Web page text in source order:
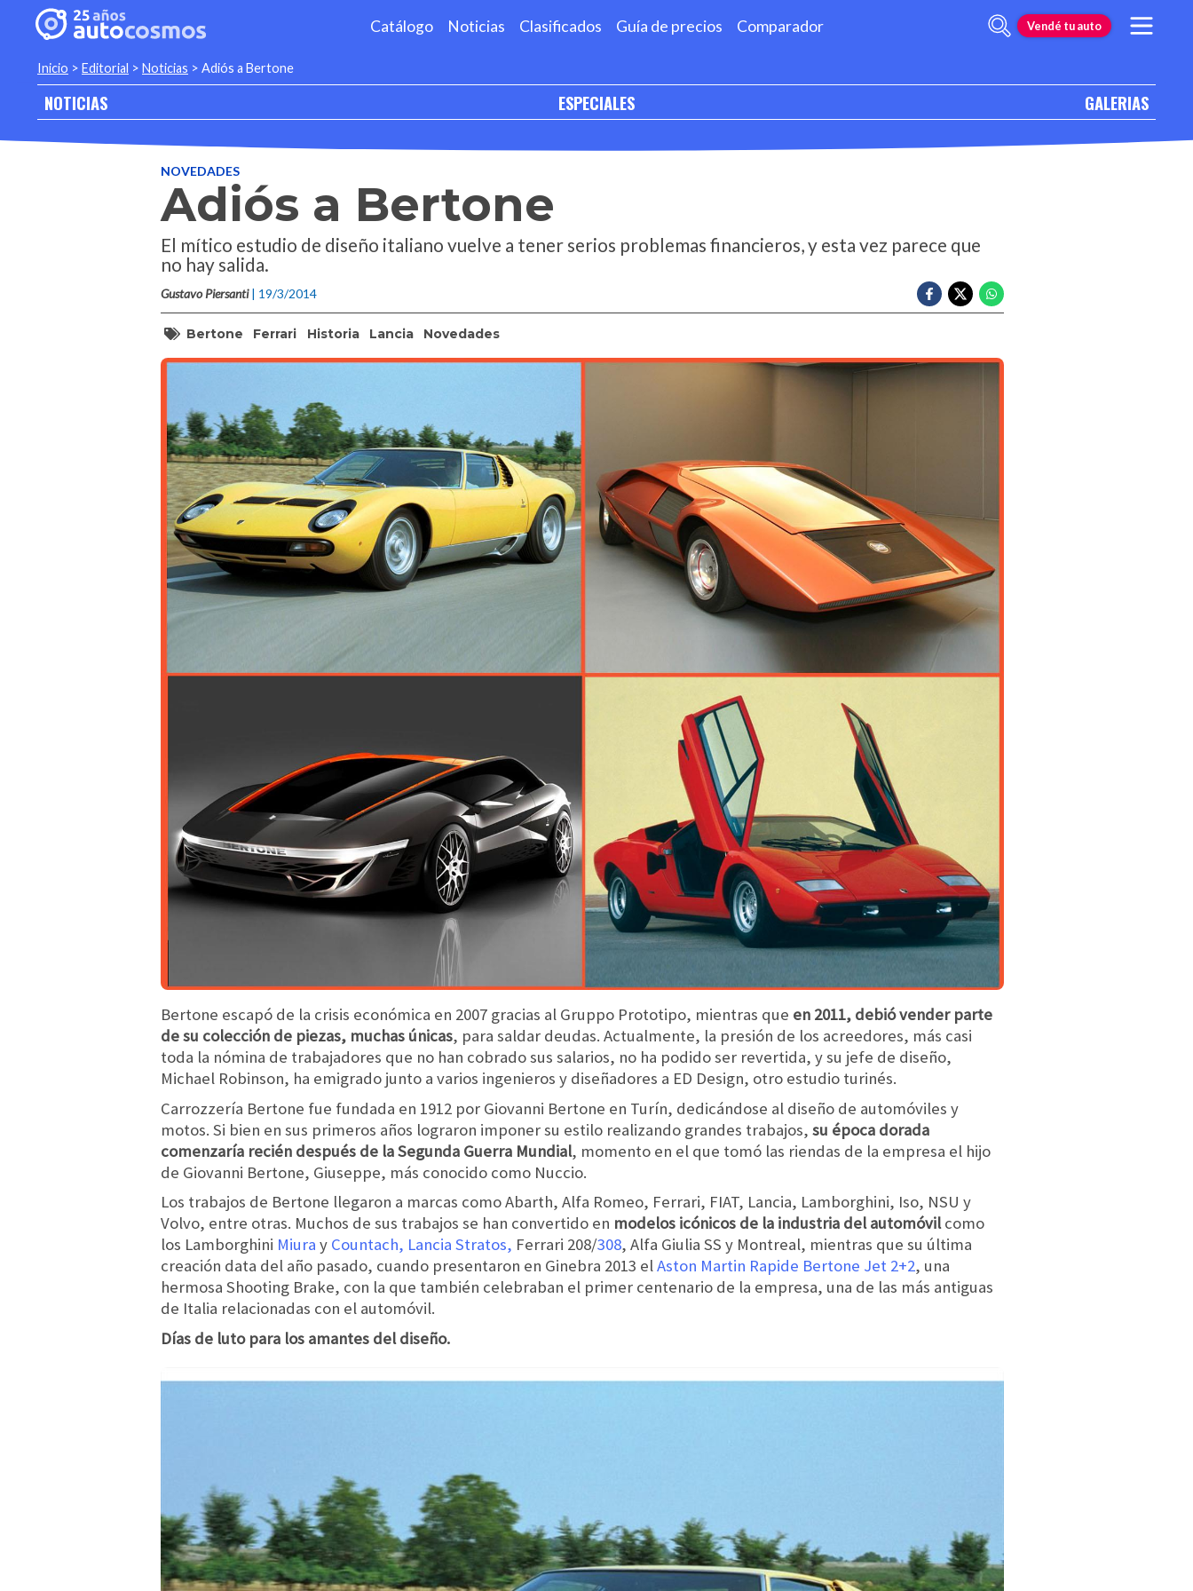
Catálogo Noticias Clasificados Guía de precios Comparador Vendé tu auto
Inicio > Editorial > Noticias > Adiós a Bertone
NOTICIAS ESPECIALES GALERIAS
NOVEDADES
Adiós a Bertone
El mítico estudio de diseño italiano vuelve a tener serios problemas financieros, y esta vez parece que
no hay salida.
Gustavo Piersanti | 19/3/2014
Bertone Ferrari Historia Lancia Novedades
Bertone escapó de la crisis económica en 2007 gracias al Gruppo Prototipo, mientras que en 2011, debió vender parte
de su colección de piezas, muchas únicas, para saldar deudas. Actualmente, la presión de los acreedores, más casi
toda la nómina de trabajadores que no han cobrado sus salarios, no ha podido ser revertida, y su jefe de diseño,
Michael Robinson, ha emigrado junto a varios ingenieros y diseñadores a ED Design, otro estudio turinés.
Carrozzería Bertone fue fundada en 1912 por Giovanni Bertone en Turín, dedicándose al diseño de automóviles y
motos. Si bien en sus primeros años lograron imponer su estilo realizando grandes trabajos, su época dorada
comenzaría recién después de la Segunda Guerra Mundial, momento en el que tomó las riendas de la empresa el hijo
de Giovanni Bertone, Giuseppe, más conocido como Nuccio.
Los trabajos de Bertone llegaron a marcas como Abarth, Alfa Romeo, Ferrari, FIAT, Lancia, Lamborghini, Iso, NSU y
Volvo, entre otras. Muchos de sus trabajos se han convertido en modelos icónicos de la industria del automóvilcomo
los Lamborghini Miura y Countach, Lancia Stratos, Ferrari 208/308, Alfa Giulia SS y Montreal, mientras que su última
creación data del año pasado, cuando presentaron en Ginebra 2013 elAston Martin Rapide Bertone Jet 2+2, una
hermosa Shooting Brake, con la que también celebraban el primer centenario de la empresa, una de las más antiguas
de Italia relacionadas con el automóvil.
Días de luto para los amantes del diseño.